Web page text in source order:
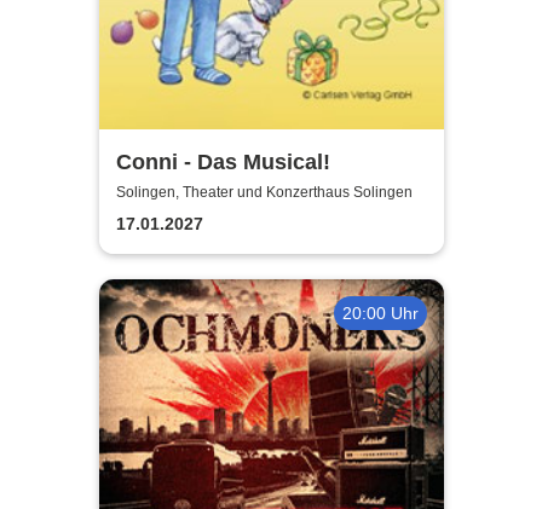
Conni - Das Musical!
Solingen, Theater und Konzerthaus Solingen
17.01.2027
20:00 Uhr